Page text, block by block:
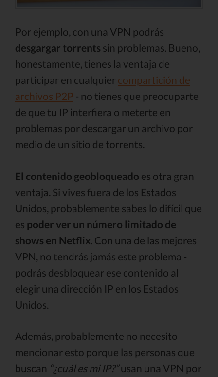
Por ejemplo, con una VPN podrás
desgargar torrents sin problemas. Bueno,
honestamente, tienes la ventaja de
participar en cualquier compartición de
archivos P2P - no tienes que preocuparte
de que tu IP interfiera o meterte en
problemas por descargar un archivo por
medio de un sitio de torrents.
El contenido geobloqueado es otra gran
ventaja. Si vives fuera de los Estados
Unidos, probablemente sabes lo difícil que
es poder ver un número limitado de
shows en Netflix . Con una de las mejores
VPN, no tendrás jamás este problema -
podrás desbloquear ese contenido al
elegir una dirección IP en los Estados
Unidos.
Además, probablemente no necesito
mencionar esto porque las personas que
buscan “¿cuál es mi IP?”usan una VPN por